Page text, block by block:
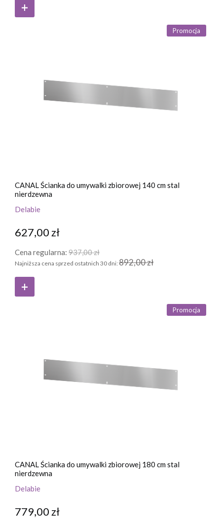
CANAL Ścianka do umywalki zbiorowej 140 cm stal
nierdzewna
Delabie
627,00 zł
Cena regularna: 937,00 zł
Najniższa cena sprzed ostatnich 30 dni: 892,00 zł
Promocja
CANAL Ścianka do umywalki zbiorowej 180 cm stal
nierdzewna
Delabie
779,00 zł
Promocja